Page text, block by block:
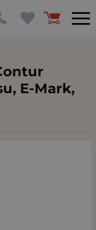
E-Mark,